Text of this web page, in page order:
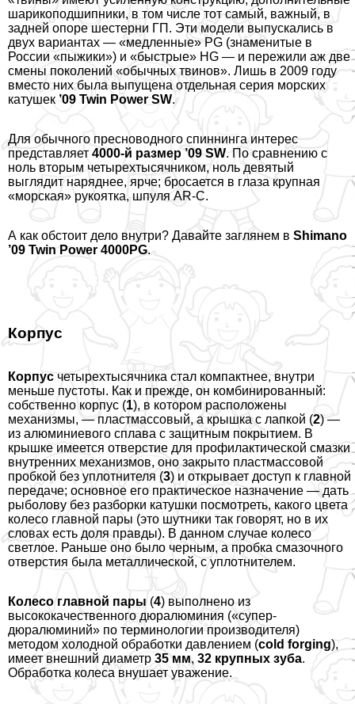
шарикоподшипники, в том числе тот самый, важный, в
задней опоре шестерни ГП. Эти модели выпускались в
двух вариантах — «медленные» PG (знаменитые в
России «пыжики») и «быстрые» HG — и пережили аж две
смены поколений «обычных твинов». Лишь в 2009 году
вместо них была выпущена отдельная серия морских
катушек ’09 Twin Power SW.
Для обычного пресноводного спиннинга интерес
представляет 4000-й размер ’09 SW. По сравнению с
ноль вторым четырехтысячником, ноль девятый
выглядит наряднее, ярче; бросается в глаза крупная
«морская» рукоятка, шпуля AR-C.
А как обстоит дело внутри? Давайте заглянем в Shimano
’09 Twin Power 4000PG.
Корпус
Корпус четырехтысячника стал компактнее, внутри
меньше пустоты. Как и прежде, он комбинированный:
собственно корпус (1), в котором расположены
механизмы, — пластмассовый, а крышка с лапкой (2) —
из алюминиевого сплава с защитным покрытием. В
крышке имеется отверстие для профилактической смазки
внутренних механизмов, оно закрыто пластмассовой
пробкой без уплотнителя (3) и открывает доступ к главной
передаче; основное его пpaктическое назначение — дать
рыболову без разборки катушки посмотреть, какого цвета
колесо главной пары (это шутники так говорят, но в их
словах есть доля правды). В данном случае колесо
светлое. Раньше оно было черным, а пробка смaзoчного
отверстия была металлической, с уплотнителем.
Колесо главной пары (4) выполнено из
высококачественного дюралюминия («супер-
дюралюминий» по терминологии производителя)
методом холодной обработки давлением (cold forging),
имеет внешний диаметр 35 мм, 32 крупных зуба.
Обработка колеса внушает уважение.